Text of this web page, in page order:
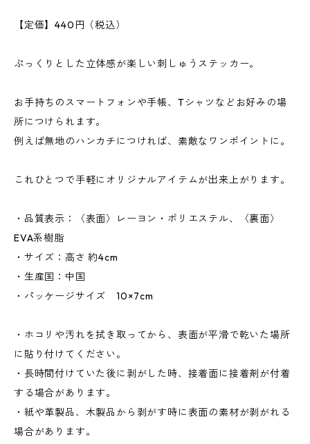
【定価】440円（税込）
ぷっくりとした立体感が楽しい刺しゅうステッカー。
お手持ちのスマートフォンや手帳、Tシャツなどお好みの場
所につけられます。
例えば無地のハンカチにつければ、素敵なワンポイントに。
これひとつで手軽にオリジナルアイテムが出来上がります。
・品質表示：〈表面〉レーヨン・ポリエステル、〈裏面〉
EVA系樹脂
・サイズ：高さ 約4cm
・生産国：中国
・パッケージサイズ 10×7cm
・ホコリや汚れを拭き取ってから、表面が平滑で乾いた場所
に貼り付けてください。
・長時間付けていた後に剥がした時、接着面に接着剤が付着
する場合があります。
・紙や革製品、木製品から剥がす時に表面の素材が剥がれる
場合があります。